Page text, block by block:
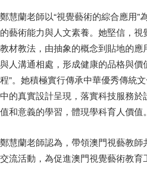
鄭慧蘭老師以“視覺藝術的綜合應用
藝術能力與人文素養。她堅信，
材教法，由抽象的概念到貼地的
人溝通相處，形成健康的品格與
”。她積極實行傳承中華優秀傳統
的真實設計呈現，落實科技服務
和意義的學習，體現學科育人價值
鄭慧蘭老師認為，帶領澳門視藝教
流活動，為促進澳門視覺藝術教育